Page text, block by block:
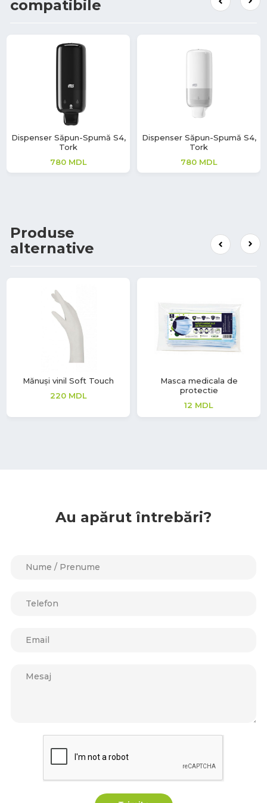
compatibile
Dispenser Săpun-Spumă S4,
Tork
780 MDL
Dispenser Săpun-Spumă S4,
Tork
780 MDL
Produse
alternative
Mănuși vinil Soft Touch
220 MDL
Masca medicala de
protectie
12 MDL
Au apărut întrebări?